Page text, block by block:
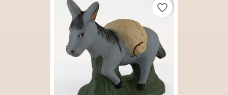
favorite_border